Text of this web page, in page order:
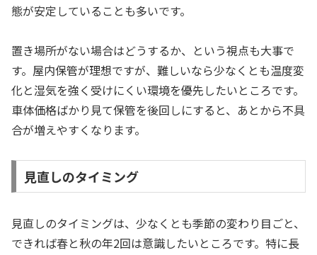
態が安定していることも多いです。
置き場所がない場合はどうするか、という視点も大事で
す。屋内保管が理想ですが、難しいなら少なくとも温度変
化と湿気を強く受けにくい環境を優先したいところです。
車体価格ばかり見て保管を後回しにすると、あとから不具
合が増えやすくなります。
見直しのタイミング
見直しのタイミングは、少なくとも季節の変わり目ごと、
できれば春と秋の年2回は意識したいところです。特に長